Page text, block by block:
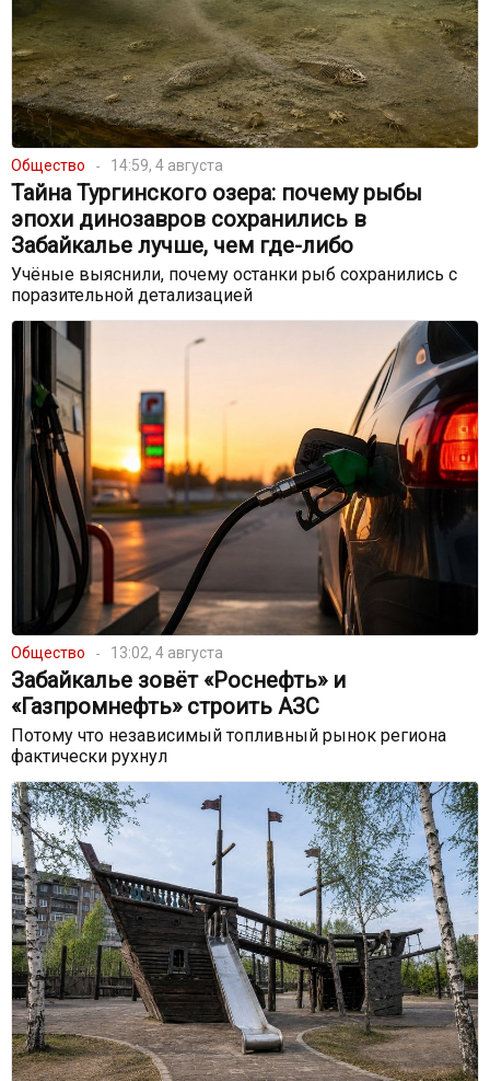
Общество 14:59, 4 августа
Тайна Тургинского озера: почему рыбы
эпохи динозавров сохранились в
Забайкалье лучше, чем где-либо
Учёные выяснили, почему останки рыб сохранились с
поразительной детализацией
Общество 13:02, 4 августа
Забайкалье зовёт «Роснефть» и
«Газпромнефть» строить АЗС
Потому что независимый топливный рынок региона
фактически рухнул